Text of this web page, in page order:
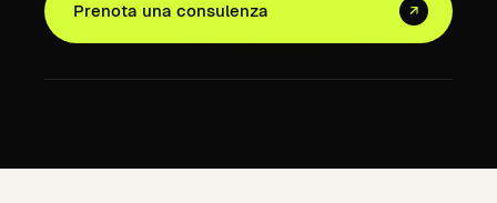
Prenota una consulenza ↗